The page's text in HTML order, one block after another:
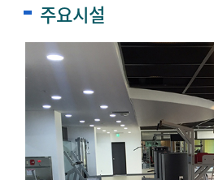
주요시설